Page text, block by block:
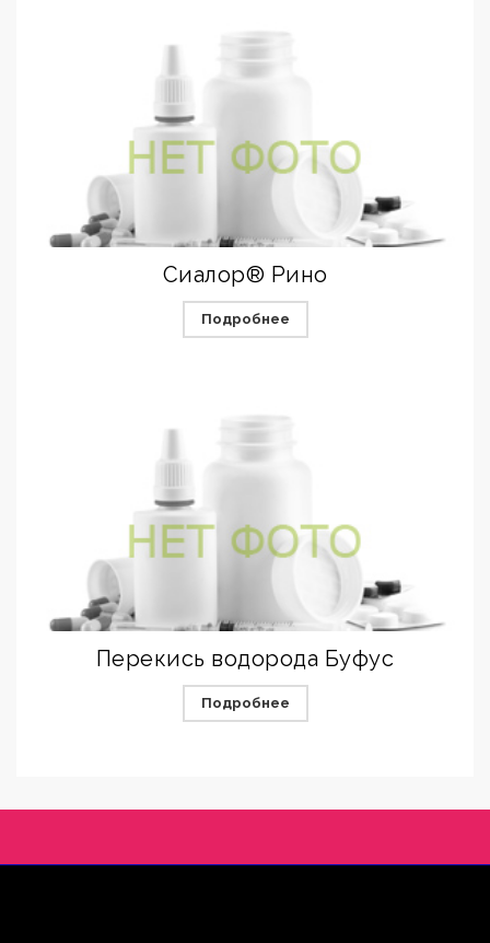
Сиалор® Рино
Подробнее
Перекись водорода Буфус
Подробнее